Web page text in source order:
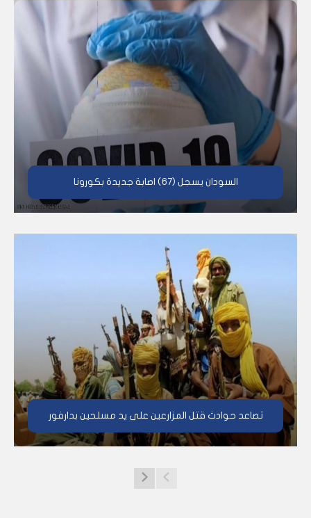
السودان يسجل (67) اصابة جديدة بكورونا
تصاعد حوادث قتل المزارعين على يد مسلحين بدارفور